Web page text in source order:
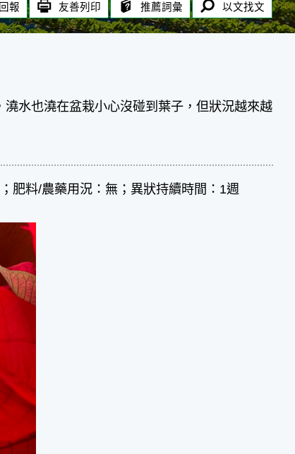
報 友善列印 推薦詞彙 以文找文
水也澆在盆栽小心沒碰到葉子，但狀況越來越
肥料/農藥用況：無；異狀持續時間：1週